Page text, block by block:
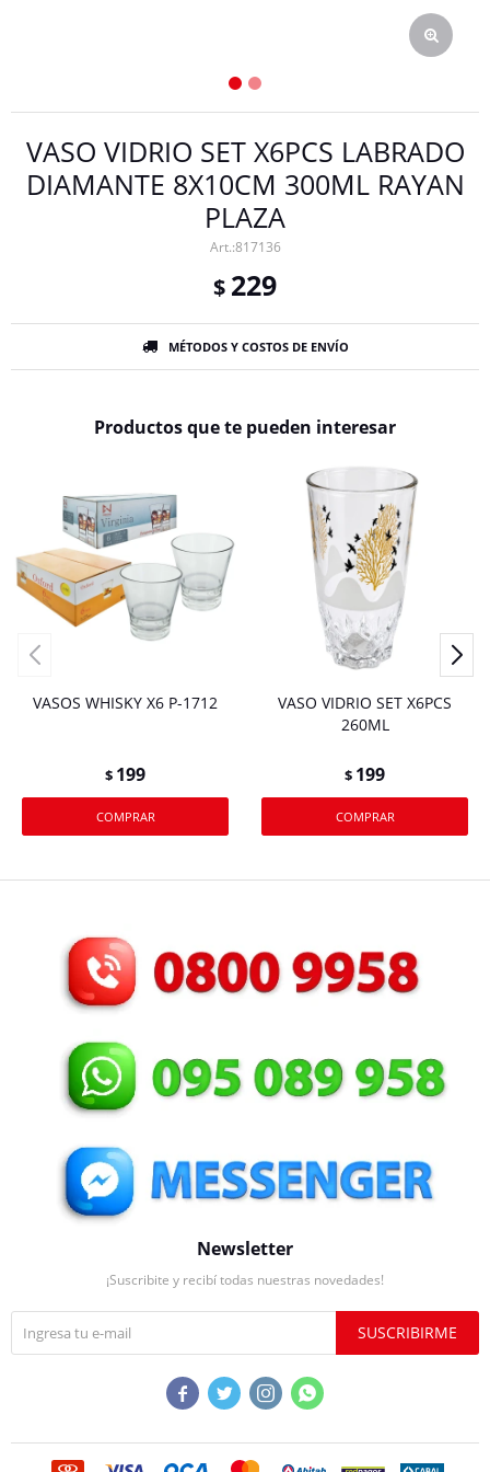
VASO VIDRIO SET X6PCS LABRADO
DIAMANTE 8X10CM 300ML RAYAN
PLAZA
817136
$ 229
MÉTODOS Y COSTOS DE ENVÍO
Productos que te pueden interesar
VASOS WHISKY X6 P-1712
$ 199
VASO VIDRIO SET X6PCS
260ML
$ 199
Newsletter
¡Suscribite y recibí todas nuestras novedades!
SUSCRIBIRME
   